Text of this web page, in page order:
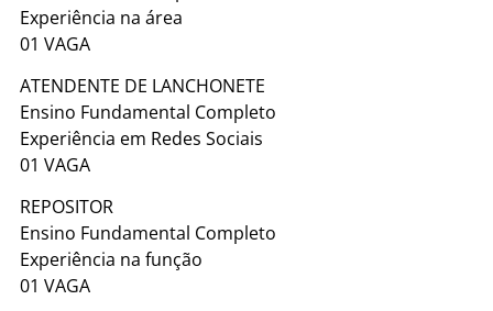
Experiência na área
01 VAGA
ATENDENTE DE LANCHONETE
Ensino Fundamental Completo
Experiência em Redes Sociais
01 VAGA
REPOSITOR
Ensino Fundamental Completo
Experiência na função
01 VAGA